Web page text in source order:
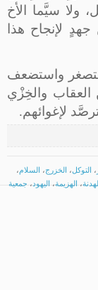
ولا سيَّما الأخ
لإنجاح هذا
واستضعف
والخِزْي
لإغوائهم.
التوكل، الخزرج ،السلام،
،الهزيمة،اليهود،جمعية